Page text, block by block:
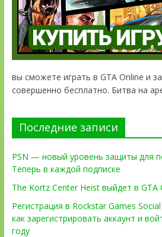
вы сможете играть в GTA Online и
совершенно бесплатно. Битва на
Последние записи
PSN — новый уровень защиты для
Теперь в каждой подписке
The Kortz Center Heist выйдет в
Регистрация в Rockstar Games
как зарегистрировать аккаунт и
году